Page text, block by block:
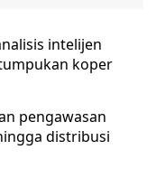
intelijen
koper
pengawasan
distribusi